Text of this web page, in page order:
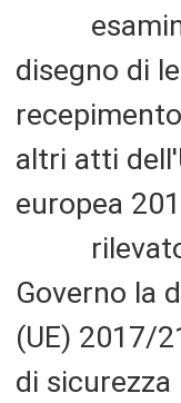
disegno di
altri atti
europea
rilevato
Governo la
(UE) 2017/
di sicurezza